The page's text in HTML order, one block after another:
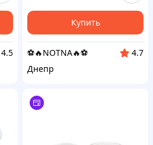
4.5
Купить
⚽️🔥NOTNA🔥⚽️
4.7
Днепр